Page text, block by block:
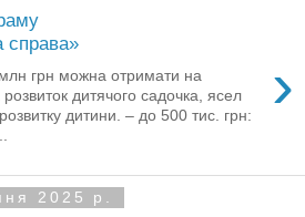
справа»
›
грн можна отримати на
розвиток дитячого садочка, ясел
дитини. – до 500 тис. грн:
2025 р.